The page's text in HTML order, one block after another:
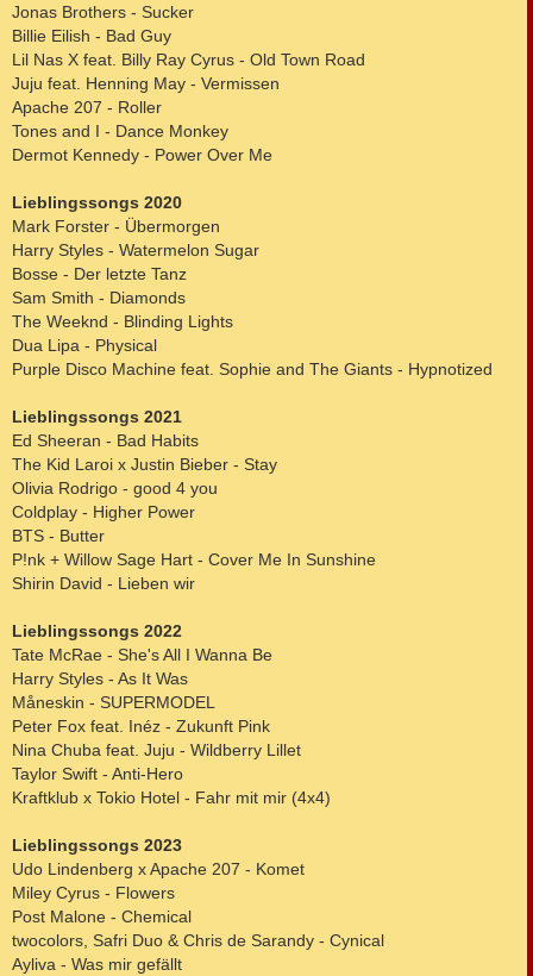
Jonas Brothers - Sucker
Billie Eilish - Bad Guy
Lil Nas X feat. Billy Ray Cyrus - Old Town Road
Juju feat. Henning May - Vermissen
Apache 207 - Roller
Tones and I - Dance Monkey
Dermot Kennedy - Power Over Me
Lieblingssongs 2020
Mark Forster - Übermorgen
Harry Styles - Watermelon Sugar
Bosse - Der letzte Tanz
Sam Smith - Diamonds
The Weeknd - Blinding Lights
Dua Lipa - Physical
Purple Disco Machine feat. Sophie and The Giants - Hypnotized
Lieblingssongs 2021
Ed Sheeran - Bad Habits
The Kid Laroi x Justin Bieber - Stay
Olivia Rodrigo - good 4 you
Coldplay - Higher Power
BTS - Butter
P!nk + Willow Sage Hart - Cover Me In Sunshine
Shirin David - Lieben wir
Lieblingssongs 2022
Tate McRae - She's All I Wanna Be
Harry Styles - As It Was
Måneskin - SUPERMODEL
Peter Fox feat. Inéz - Zukunft Pink
Nina Chuba feat. Juju - Wildberry Lillet
Taylor Swift - Anti-Hero
Kraftklub x Tokio Hotel - Fahr mit mir (4x4)
Lieblingssongs 2023
Udo Lindenberg x Apache 207 - Komet
Miley Cyrus - Flowers
Post Malone - Chemical
twocolors, Safri Duo & Chris de Sarandy - Cynical
Ayliva - Was mir gefällt